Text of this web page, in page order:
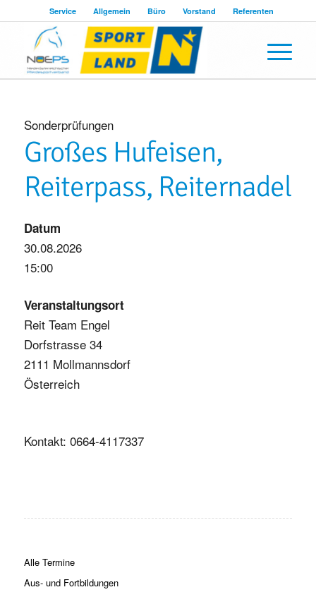
Service Allgemein Büro Vorstand Referenten
Sonderprüfungen
Großes Hufeisen,
Reiterpass, Reiternadel
Datum
30.08.2026
15:00
Veranstaltungsort
Reit Team Engel
Dorfstrasse 34
2111 Mollmannsdorf
Österreich
Kontakt: 0664-4117337
Alle Termine
Aus- und Fortbildungen